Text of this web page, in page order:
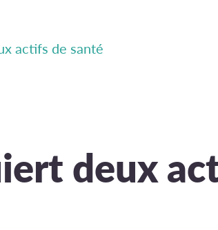
actifs de santé
deux